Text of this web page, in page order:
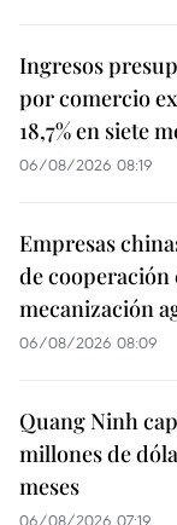
Ingresos
por comercio
18,7% en siete
06/08/2026 08:19
Empresas
de cooperación
mecanización
06/08/2026 08:09
Quang Ninh
millones de
meses
06/08/2026 07:19